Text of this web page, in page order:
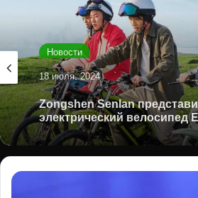
Новости
18 июля, 2024
Zongshen Senlan
электрический велосипед
бездорожья
На